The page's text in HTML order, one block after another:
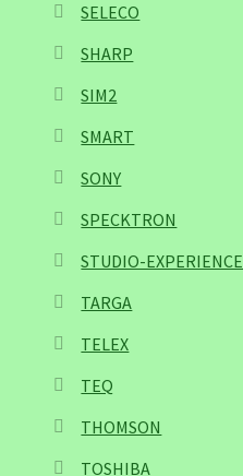
SELECO
SHARP
SIM2
SMART
SONY
SPECKTRON
STUDIO-EXPERIENCE
TARGA
TELEX
TEQ
THOMSON
TOSHIBA